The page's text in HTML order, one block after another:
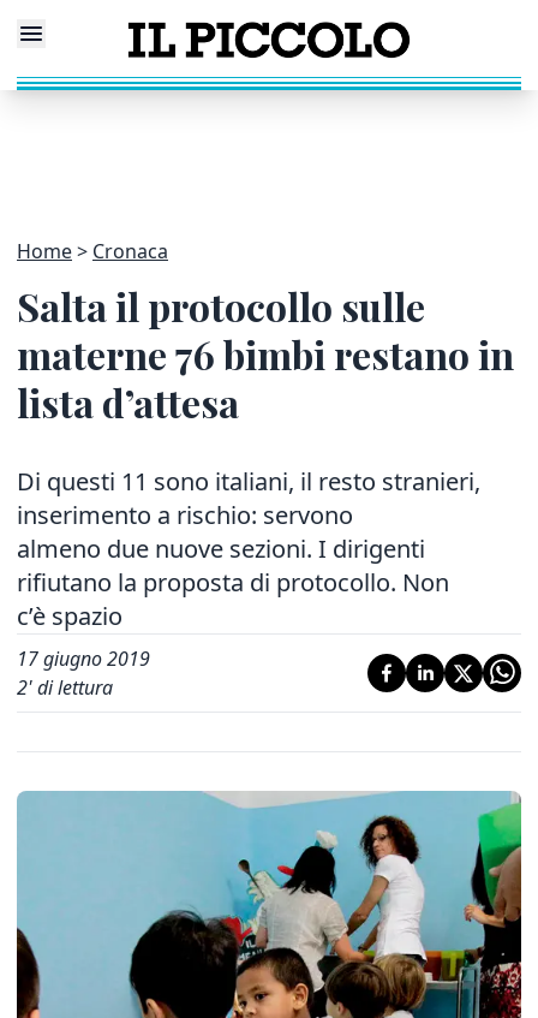
Home Cronaca
Salta il protocollo sulle
materne 76 bimbi restano in
lista d’attesa
Di questi 11 sono italiani, il resto stranieri,
inserimento a rischio: servono
almeno due nuove sezioni. I dirigenti
rifiutano la proposta di protocollo. Non
c’è spazio
17 giugno 2019
2' di lettura